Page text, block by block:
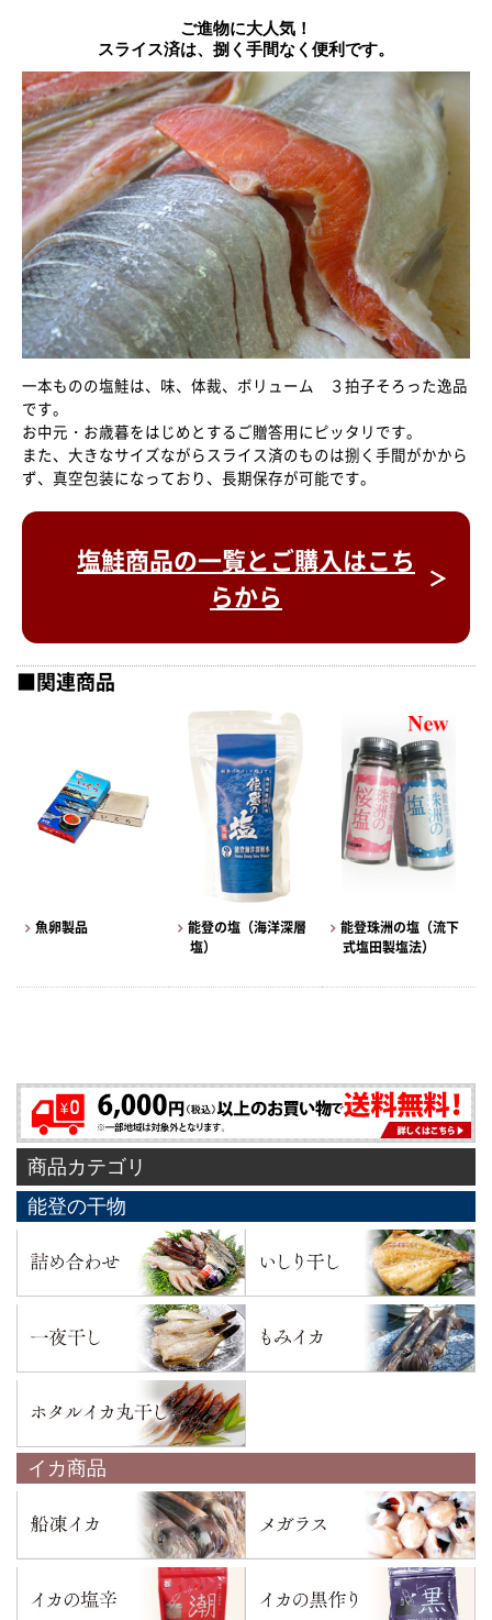
ご進物に大人気！
スライス済は、捌く手間なく便利です。
一本ものの塩鮭は、味、体裁、ボリューム ３拍子そろった逸品
です。
お中元・お歳暮をはじめとするご贈答用にピッタリです。
また、大きなサイズながらスライス済のものは捌く手間がかから
ず、真空包装になっており、長期保存が可能です。
塩鮭商品の一覧とご購入はこち
らから
■関連商品
魚卵製品
能登の塩（海洋深層
塩）
能登珠洲の塩（流下
式塩田製塩法）
商品カテゴリ
能登の干物
イカ商品